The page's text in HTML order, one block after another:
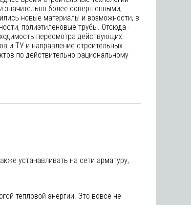
значительно более совершенными,
новые материалы и возможности, в
полиэтиленовые трубы. Отсюда -
пересмотра действующих
и ТУ и направление строительных
по действительно рациональному
устанавливать на сети арматуру,
тепловой энергии. Это вовсе не